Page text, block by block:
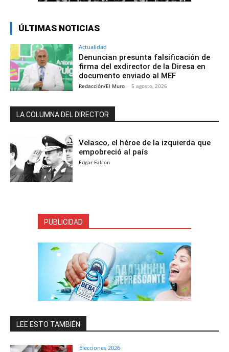
ÚLTIMAS NOTICIAS
Actualidad
Denuncian presunta falsificación de
firma del exdirector de la Diresa en
documento enviado al MEF
Redacción/El Muro - 5 agosto, 2026
LA COLUMNA DEL DIRECTOR
Velasco, el héroe de la izquierda que
empobreció al país
Edgar Falcon
PUBLICIDAD
LEE ESTO TAMBIÉN
Elecciones 2026